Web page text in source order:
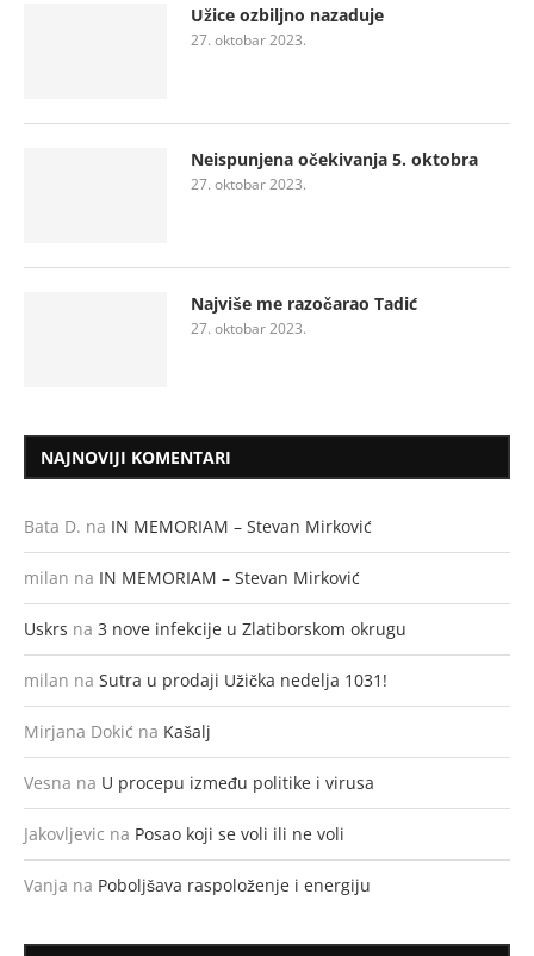
Užice ozbiljno nazaduje
27. oktobar 2023.
Neispunjena očekivanja 5. oktobra
27. oktobar 2023.
Najviše me razočarao Tadić
27. oktobar 2023.
NAJNOVIJI KOMENTARI
Bata D. na IN MEMORIAM – Stevan Mirković
milan na IN MEMORIAM – Stevan Mirković
Uskrs na 3 nove infekcije u Zlatiborskom okrugu
milan na Sutra u prodaji Užička nedelja 1031!
Mirjana Dokić na Kašalj
Vesna na U procepu između politike i virusa
Jakovljevic na Posao koji se voli ili ne voli
Vanja na Poboljšava raspoloženje i energiju